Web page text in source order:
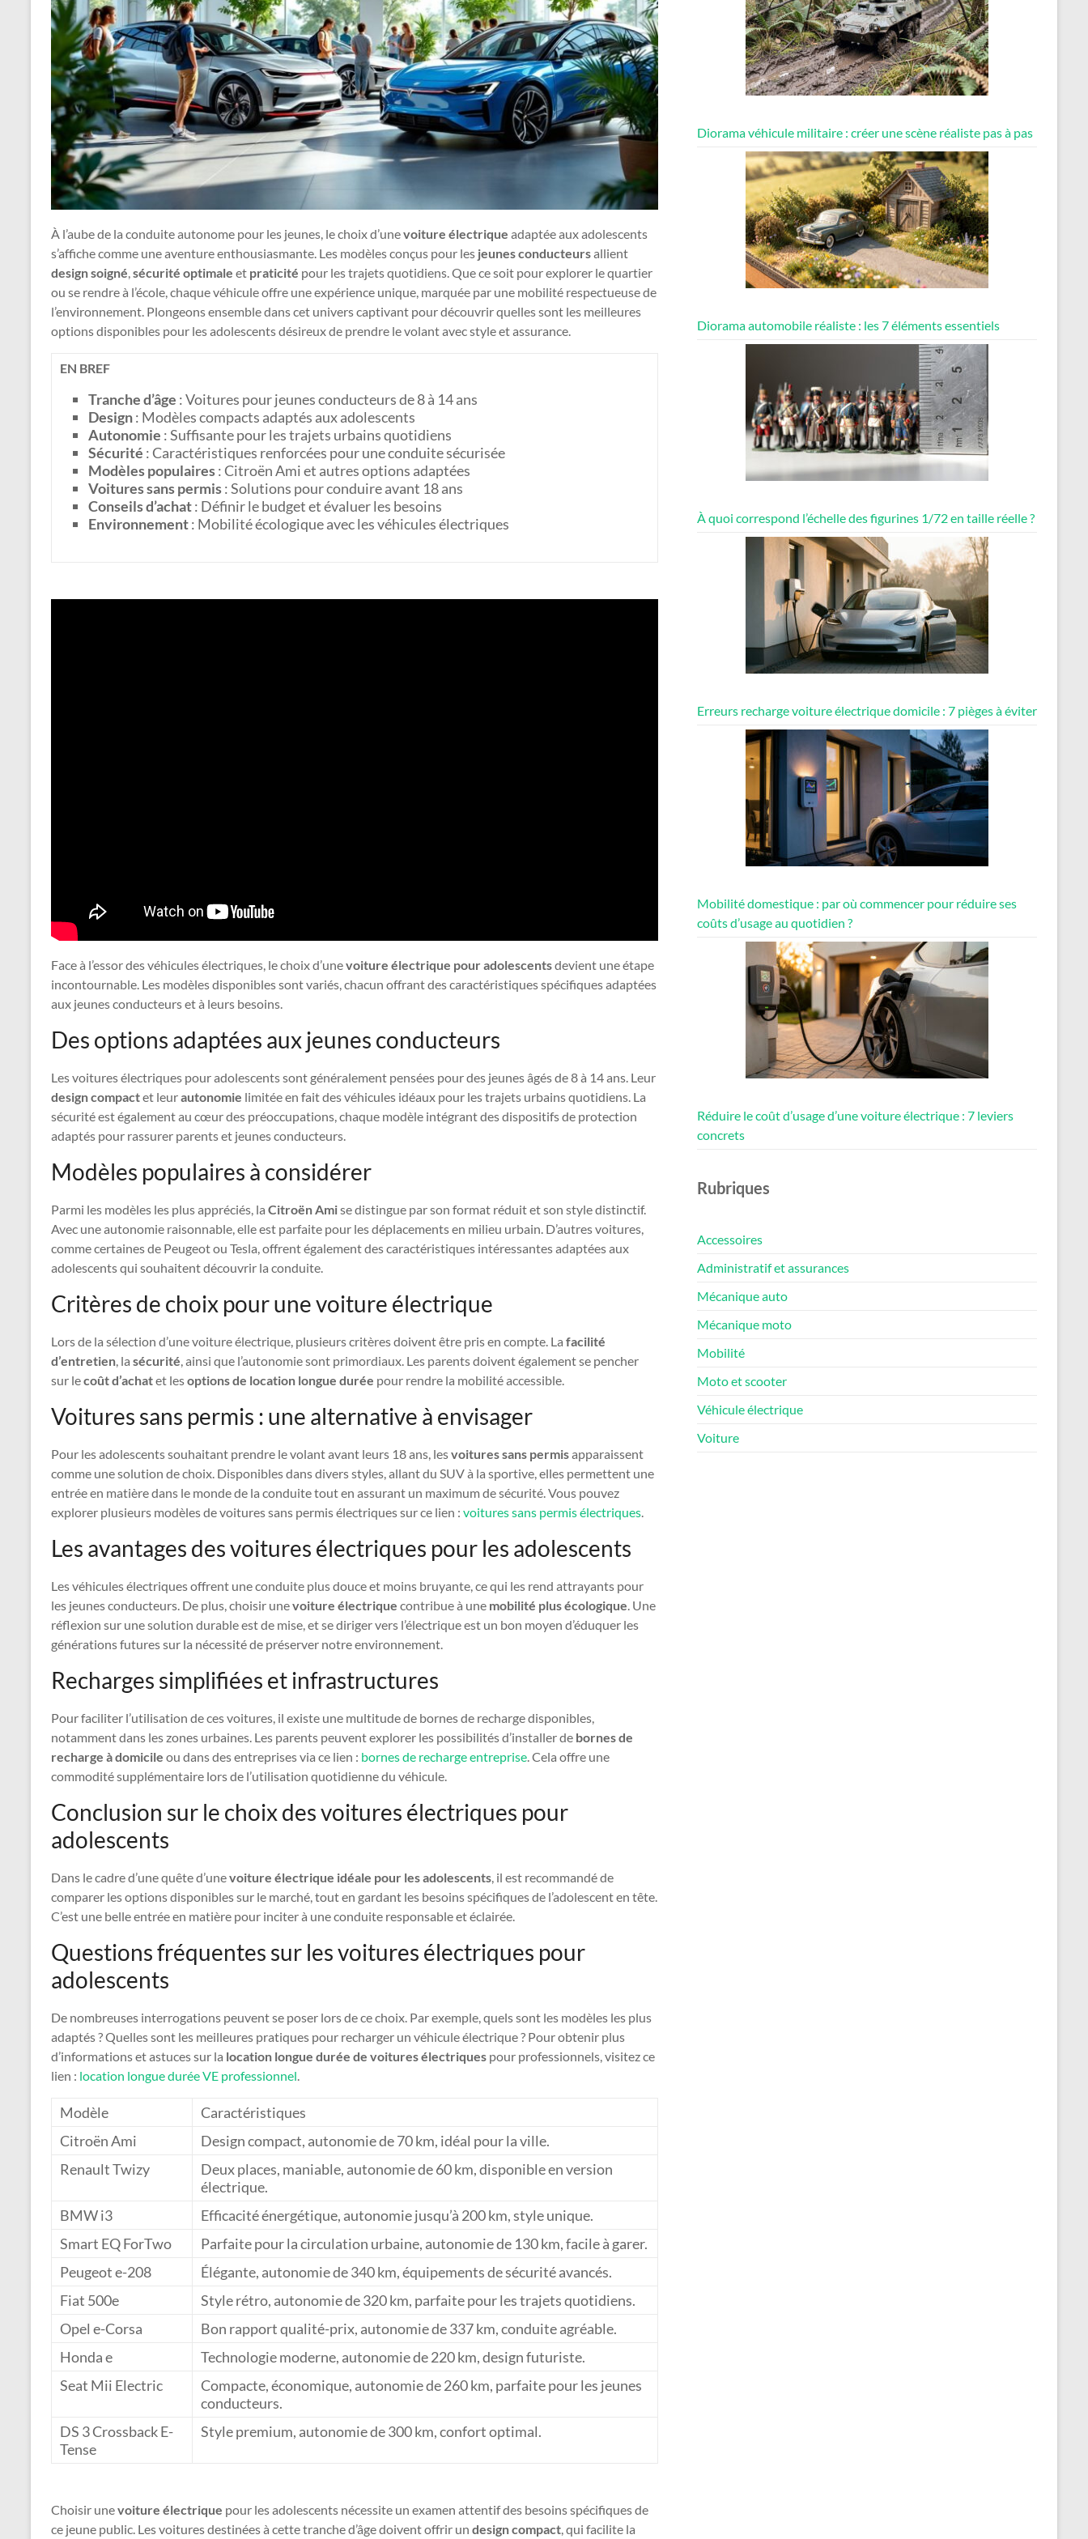
À l’aube de la conduite autonome pour les jeunes, le choix d’unevoiture électrique adaptée aux adolescents
s’affiche comme une aventure enthousiasmante. Les modèles conçus pour les jeunes conducteursallient
design soigné sécurité optimale et praticité pour les trajets quotidiens. Que ce soit pour explorer le quartier
ou se rendre à l’école, chaque véhicule offre une expérience unique, marquée par une mobilité respectueuse de
l’environnement. Plongeons ensemble dans cet univers captivant pour découvrir quelles sont les meilleures
options disponibles pour les adolescents désireux de prendre le volant avec style et assurance.
EN BREF
Tranche d’âge : Voitures pour jeunes conducteurs de 8 à 14 ans
Design: Modèles compacts adaptés aux adolescents
Autonomie : Suffisante pour les trajets urbains quotidiens
Sécurité : Caractéristiques renforcées pour une conduite sécurisée
Modèles populaires: Citroën Ami et autres options adaptées
Voitures sans permis: Solutions pour conduire avant 18 ans
Conseils d’achat: Définir le budget et évaluer les besoins
Environnement: Mobilité écologique avec les véhicules électriques
Face à l’essor des véhicules électriques, le choix d’unevoiture électrique pour adolescentsdevient une étape
incontournable. Les modèles disponibles sont variés, chacun offrant des caractéristiques spécifiques adaptées
aux jeunes conducteurs et à leurs besoins.
Des options adaptées aux jeunes conducteurs
Les voitures électriques pour adolescents sont généralement pensées pour des jeunes âgés de 8 à 14 ans. Leur
design compactet leurautonomie limitée en fait des véhicules idéaux pour les trajets urbains quotidiens. La
sécurité est également au cœur des préoccupations, chaque modèle intégrant des dispositifs de protection
adaptés pour rassurer parents et jeunes conducteurs.
Modèles populaires à considérer
Parmi les modèles les plus appréciés, la Citroën Amise distingue par son format réduit et son style distinctif.
Avec une autonomie raisonnable, elle est parfaite pour les déplacements en milieu urbain. D’autres voitures,
comme certaines de Peugeot ou Tesla, offrent également des caractéristiques intéressantes adaptées aux
adolescents qui souhaitent découvrir la conduite.
Critères de choix pour une voiture électrique
Lors de la sélection d’une voiture électrique, plusieurs critères doivent être pris en compte. La facilité
d’entretien , la sécurité , ainsi que l’autonomie sont primordiaux. Les parents doivent également se pencher
sur lecoût d’achatet lesoptions de location longue durée pour rendre la mobilité accessible.
Voitures sans permis : une alternative à envisager
Pour les adolescents souhaitant prendre le volant avant leurs 18 ans, lesvoitures sans permisapparaissent
comme une solution de choix. Disponibles dans divers styles, allant du SUV à la sportive, elles permettent une
entrée en matière dans le monde de la conduite tout en assurant un maximum de sécurité. Vous pouvez
explorer plusieurs modèles de voitures sans permis électriques sur ce lien : voitures sans permis électriques
Les avantages des voitures électriques pour les adolescents
Les véhicules électriques offrent une conduite plus douce et moins bruyante, ce qui les rend attrayants pour
les jeunes conducteurs. De plus, choisir unevoiture électrique contribue à une mobilité plus écologique . Une
réflexion sur une solution durable est de mise, et se diriger vers l’électrique est un bon moyen d’éduquer les
générations futures sur la nécessité de préserver notre environnement.
Recharges simplifiées et infrastructures
Pour faciliter l’utilisation de ces voitures, il existe une multitude de bornes de recharge disponibles,
notamment dans les zones urbaines. Les parents peuvent explorer les possibilités d’installer de bornes de
recharge à domicile ou dans des entreprises via ce lien : bornes de recharge entreprise . Cela offre une
commodité supplémentaire lors de l’utilisation quotidienne du véhicule.
Conclusion sur le choix des voitures électriques pour
adolescents
Dans le cadre d’une quête d’unevoiture électrique idéale pour les adolescents , il est recommandé de
comparer les options disponibles sur le marché, tout en gardant les besoins spécifiques de l’adolescent en tête.
C’est une belle entrée en matière pour inciter à une conduite responsable et éclairée.
Questions fréquentes sur les voitures électriques pour
adolescents
De nombreuses interrogations peuvent se poser lors de ce choix. Par exemple, quels sont les modèles les plus
adaptés ? Quelles sont les meilleures pratiques pour recharger un véhicule électrique ? Pour obtenir plus
d’informations et astuces sur la location longue durée de voitures électriques pour professionnels, visitez ce
lien : location longue durée VE professionnel
Modèle
Caractéristiques
Citroën Ami
Design compact, autonomie de 70 km, idéal pour la ville.
Renault Twizy
Deux places, maniable, autonomie de 60 km, disponible en version
électrique.
BMW i3
Efficacité énergétique, autonomie jusqu’à 200 km, style unique.
Smart EQ ForTwo
Parfaite pour la circulation urbaine, autonomie de 130 km, facile à garer.
Peugeot e-208
Élégante, autonomie de 340 km, équipements de sécurité avancés.
Fiat 500e
Style rétro, autonomie de 320 km, parfaite pour les trajets quotidiens.
Opel e-Corsa
Bon rapport qualité-prix, autonomie de 337 km, conduite agréable.
Honda e
Technologie moderne, autonomie de 220 km, design futuriste.
Seat Mii Electric
Compacte, économique, autonomie de 260 km, parfaite pour les jeunes
conducteurs.
DS 3 Crossback E-
Tense
Style premium, autonomie de 300 km, confort optimal.
Choisir unevoiture électrique pour les adolescents nécessite un examen attentif des besoins spécifiques de
ce jeune public. Les voitures destinées à cette tranche d’âge doivent offrir un design compact , qui facilite la
Diorama véhicule militaire : créer une scène réaliste pas à pas
Diorama automobile réaliste : les 7 éléments essentiels
À quoi correspond l’échelle des figurines 1/72 en taille réelle ?
Erreurs recharge voiture électrique domicile : 7 pièges à éviter
Mobilité domestique : par où commencer pour réduire ses
coûts d’usage au quotidien ?
Réduire le coût d’usage d’une voiture électrique : 7 leviers
concrets
Rubriques
Accessoires
Administratif et assurances
Mécanique auto
Mécanique moto
Mobilité
Moto et scooter
Véhicule électrique
Voiture